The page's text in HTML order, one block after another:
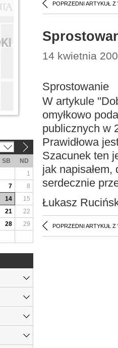
POPRZEDNI ARTYKUŁ Z
14 kwietnia
Sprostowanie
W artykule
omyłkowo
publicznych w
Prawidłowa
Szacunek ten
jak
serdecznie
Łukasz
POPRZEDNI ARTYKUŁ Z
SB
ND
1
7
8
14
15
21
22
28
29